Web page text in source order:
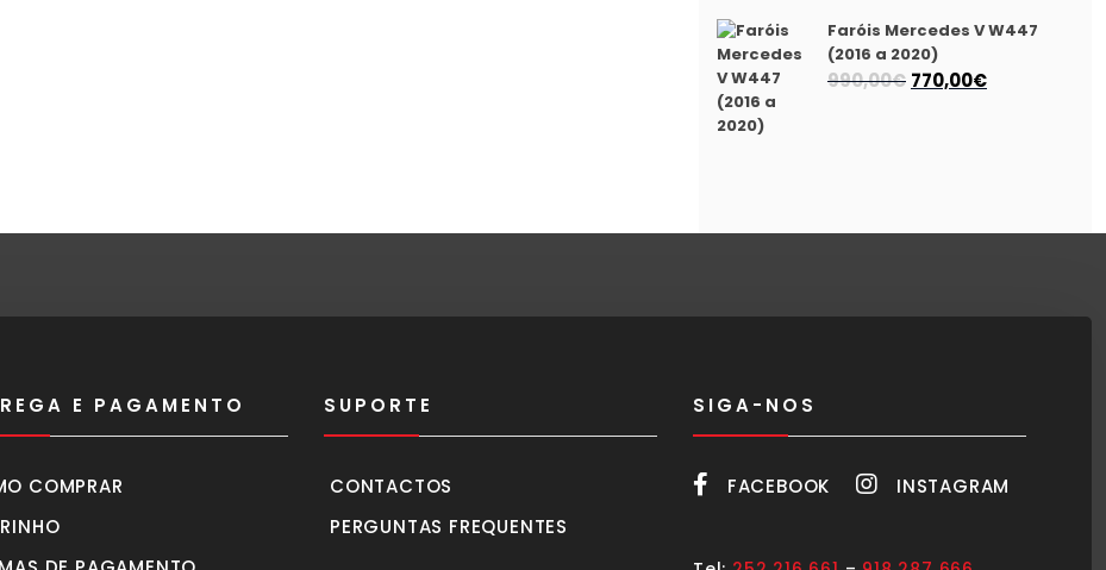
Faróis Mercedes V W447
(2016 a 2020)
990,00€ O
770,00€O
E PAGAMENTO
COMPRAR
SUPORTE
CONTACTOS
PERGUNTAS FREQUENTES
SIGA-NOS
FACEBOOK INSTAGRAM